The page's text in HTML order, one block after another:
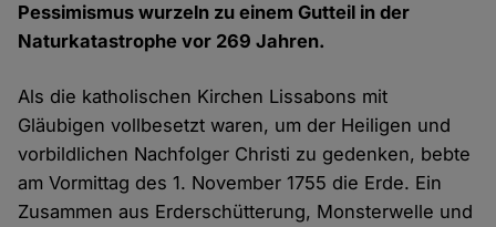
Pessimismus wurzeln zu einem Gutteil in der
Naturkatastrophe vor 269 Jahren.
Als die katholischen Kirchen Lissabons mit
Gläubigen vollbesetzt waren, um der Heiligen und
vorbildlichen Nachfolger Christi zu gedenken, bebte
am Vormittag des 1. November 1755 die Erde. Ein
Zusammen aus Erderschütterung, Monsterwelle und